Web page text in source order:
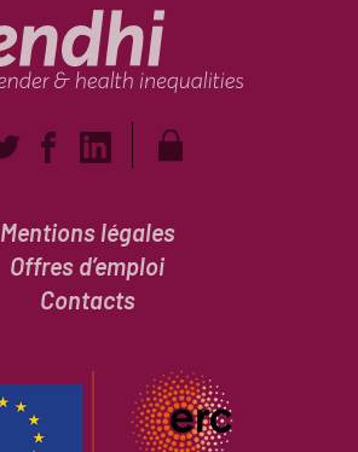
Mentions légales
Offres d’emploi
Contacts